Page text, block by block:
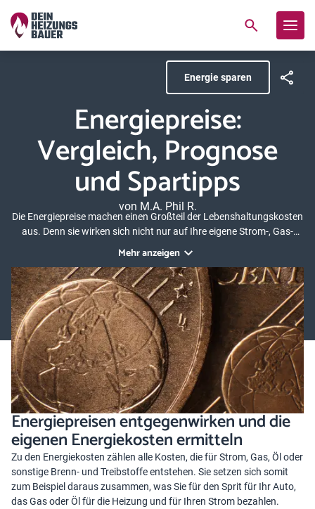
Energie sparen
Energiepreise:
Vergleich, Prognose
und Spartipps
von M.A. Phil R.
Die Energiepreise machen einen Großteil der Lebenshaltungskosten
aus. Denn sie wirken sich nicht nur auf Ihre eigene Strom-, Gas-
Kosten für Lebensmittel oder Konsumgüter. Auch die Strompreise
sowie die Kosten für Öl und Gas steigen. Aus diesem Grund ist es
für Verbraucher wichtig, die eigenen Energiekosten zu kennen und
Einsparpotentiale aufzudecken.
Mehr anzeigen
Energiepreisen entgegenwirken und die
eigenen Energiekosten ermitteln
Zu den Energiekosten zählen alle Kosten, die für Strom, Gas, Öl oder
sonstige Brenn- und Treibstoffe entstehen. Sie setzen sich somit
zum Beispiel daraus zusammen, was Sie für den Sprit für Ihr Auto,
das Gas oder Öl für die Heizung und für Ihren Strom bezahlen.